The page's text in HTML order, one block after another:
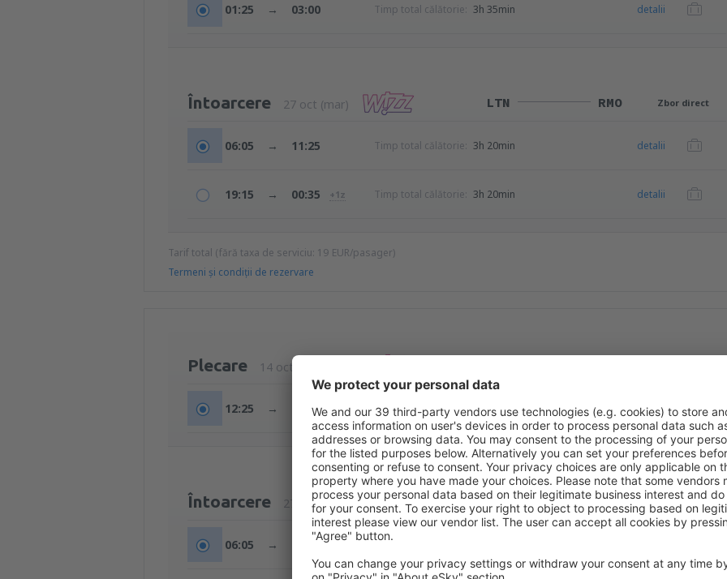
01:25 → 03:00 Timp total călătorie: 3h 35min detalii
Întoarcere 27 oct (mar) LTN RMO Zbor direct
06:05 → 11:25 Timp total călătorie: 3h 20min detalii
19:15 → 00:35 +1z Timp total călătorie: 3h 20min detalii
Tarif total (fără taxa de serviciu: 19 EUR/pasager)
Termeni şi condiţii de rezervare
Plecare 14 oct (mie)
12:25 → 14:00 Timp total călătorie: 3h 35min detalii
Întoarcere 27 oct (mar) LTN RMO Zbor direct
06:05 → 11:25 Timp total călătorie: